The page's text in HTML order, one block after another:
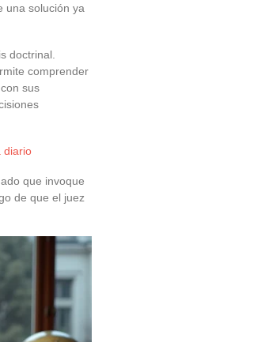
una solución ya
doctrinal.
comprender
sus
diario
que invoque
de que el juez